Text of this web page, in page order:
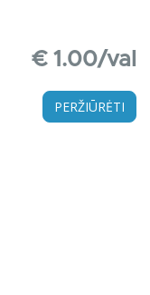
€ 1.00/val
PERŽIŪRĖTI